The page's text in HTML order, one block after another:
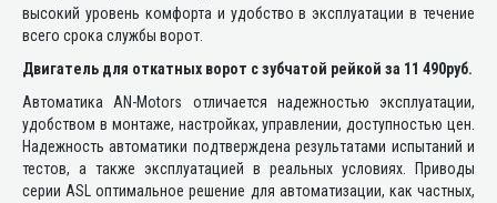
высокий уровень комфорта и удобство в эксплуатации в течение
всего срока службы ворот.
Двигатель для откатных ворот с зубчатой рейкой за 11 490руб.
Автоматика AN-Motors отличается надежностью эксплуатации,
удобством в монтаже, настройках, управлении, доступностью цен.
Надежность автоматики подтверждена результатами испытаний и
тестов, а также эксплуатацией в реальных условиях. Приводы
серии ASL оптимальное решение для автоматизации, как частных,